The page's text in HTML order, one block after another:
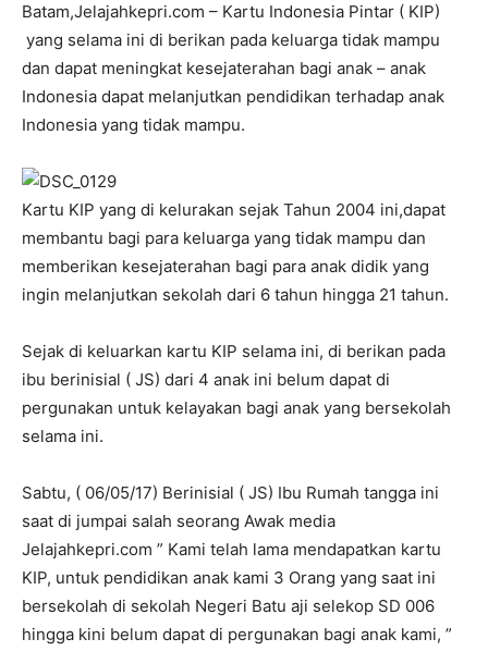
Batam,Jelajahkepri.com – Kartu Indonesia Pintar ( KIP)
yang selama ini di berikan pada keluarga tidak mampu
dan dapat meningkat kesejaterahan bagi anak – anak
Indonesia dapat melanjutkan pendidikan terhadap anak
Indonesia yang tidak mampu.
Kartu KIP yang di kelurakan sejak Tahun 2004 ini,dapat
membantu bagi para keluarga yang tidak mampu dan
memberikan kesejaterahan bagi para anak didik yang
ingin melanjutkan sekolah dari 6 tahun hingga 21 tahun.
Sejak di keluarkan kartu KIP selama ini, di berikan pada
ibu berinisial ( JS) dari 4 anak ini belum dapat di
pergunakan untuk kelayakan bagi anak yang bersekolah
selama ini.
Sabtu, ( 06/05/17) Berinisial ( JS) Ibu Rumah tangga ini
saat di jumpai salah seorang Awak media
Jelajahkepri.com ” Kami telah lama mendapatkan kartu
KIP, untuk pendidikan anak kami 3 Orang yang saat ini
bersekolah di sekolah Negeri Batu aji selekop SD 006
hingga kini belum dapat di pergunakan bagi anak kami, ”